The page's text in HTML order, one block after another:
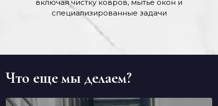
включая чистку ковров, мытье окон и
специализированные задачи
Что еще мы делаем?